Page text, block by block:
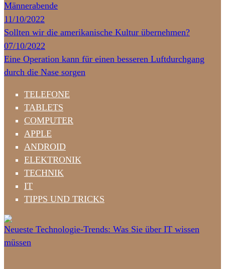
Männerabende
11/10/2022
Sollten wir die amerikanische Kultur übernehmen?
07/10/2022
Eine Operation kann für einen besseren Luftdurchgang
durch die Nase sorgen
TELEFONE
TABLETS
COMPUTER
APPLE
ANDROID
ELEKTRONIK
TECHNIK
IT
TIPPS UND TRICKS
Neueste Technologie-Trends: Was Sie über IT wissen
müssen